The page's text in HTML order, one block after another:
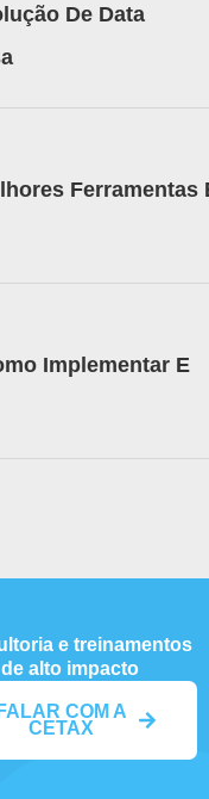
De Data
Ferramentas
Implementar E
e treinamentos
de alto impacto
FALAR COM A
CETAX